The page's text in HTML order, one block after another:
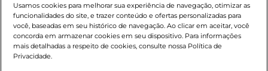
sofrer alterações sem prévia notificação. Proibida a venda
de bebidas alcoólicas para menores de 18 anos, conforme
Lei n.º 8069/90, art. 81, inciso II (Estatuto da Criança e do
Adolescente). Preços e condições exclusivos para o
www.bretas.com.br
Usamos cookies para melhorar sua experiência de navegação, otimizar as
funcionalidades do site, e trazer conteúdo e ofertas personalizadas para
você, baseadas em seu histórico de navegação. Ao clicar em aceitar, você
concorda em armazenar cookies em seu dispositivo. Para informações
mais detalhadas a respeito de cookies, consulte nossa Política de
Privacidade.